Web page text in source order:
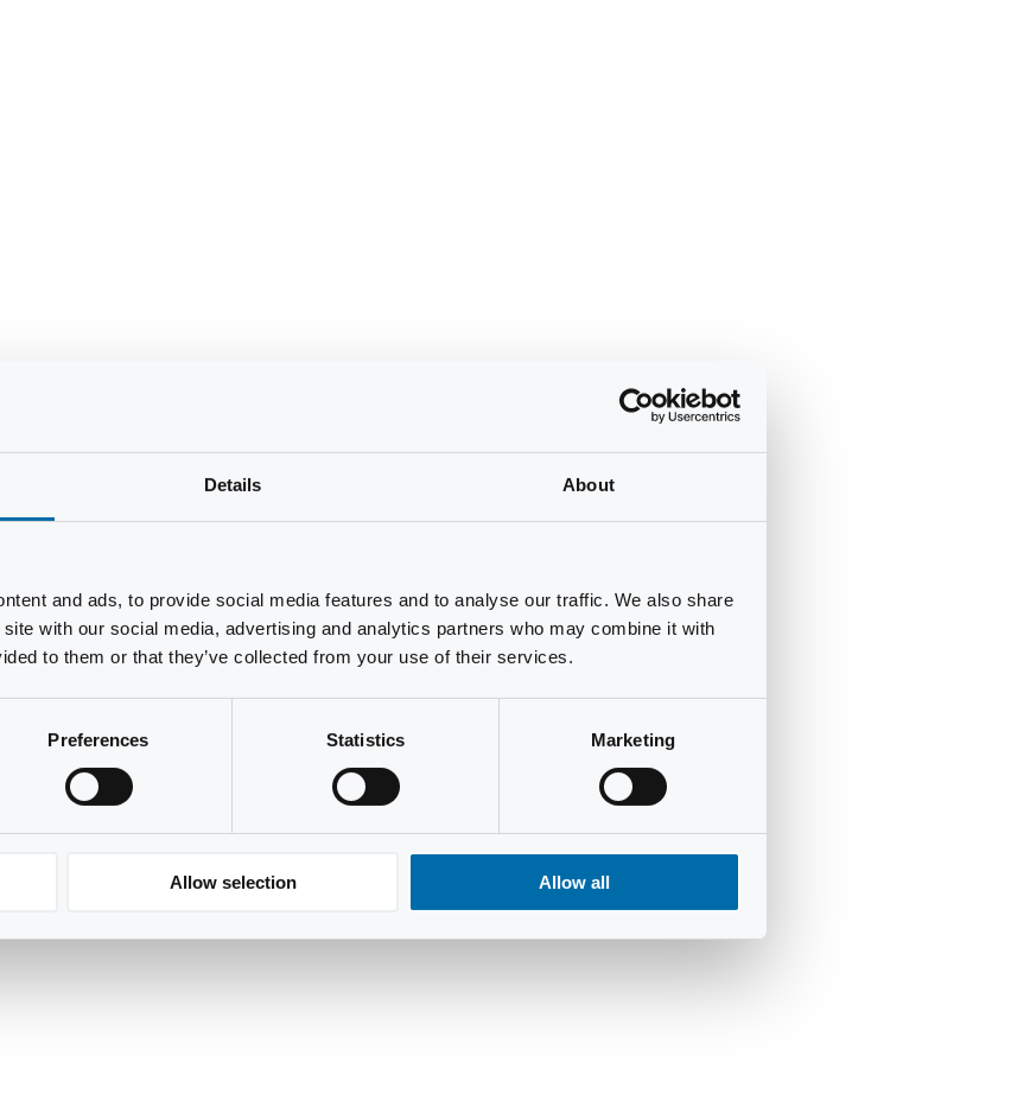
Details About
and ads, to provide social media features and to analyse our traffic. We also share
with our social media, advertising and analytics partners who may combine it with
to them or that they’ve collected from your use of their services.
Preferences Statistics Marketing
Allow selection Allow all